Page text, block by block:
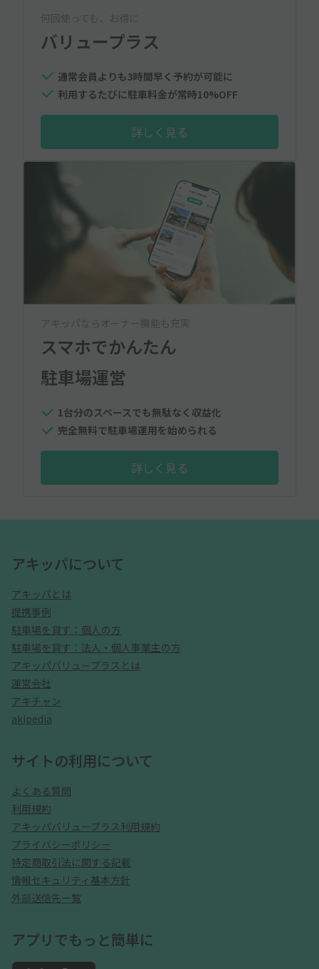
何回使っても、お得に
バリュープラス
通常会員よりも3時間早く予約が可能に
利用するたびに駐車料金が常時10%OFF
詳しく見る
アキッパならオーナー機能も充実
スマホでかんたん
駐車場運営
1台分のスペースでも無駄なく収益化
完全無料で駐車場運用を始められる
詳しく見る
アキッパについて
アキッパとは
提携事例
駐車場を貸す：個人の方
駐車場を貸す：法人・個人事業主の方
アキッパバリュープラスとは
運営会社
アキチャン
akipedia
サイトの利用について
よくある質問
利用規約
アキッパバリュープラス利用規約
プライバシーポリシー
特定商取引法に関する記載
情報セキュリティ基本方針
外部送信先一覧
アプリでもっと簡単に